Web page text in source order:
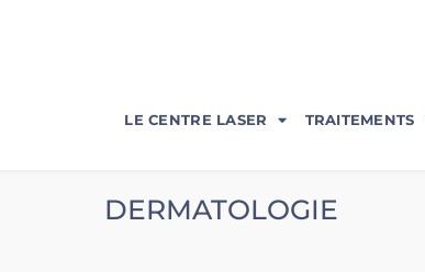
LE CENTRE LASER TRAITEMENTS
DERMATOLOGIE